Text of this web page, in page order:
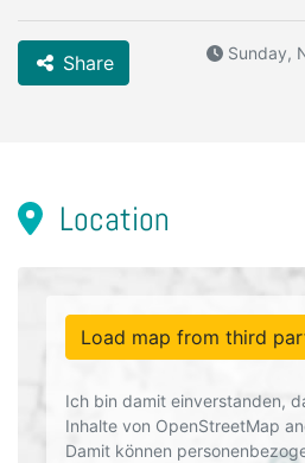
Share Sunday,
Location
Load map from third
Ich bin damit einverstanden,
Inhalte von OpenStreetMap
Damit können